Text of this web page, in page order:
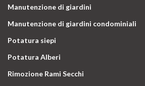
Manutenzione di giardini
Manutenzione di giardini condominiali
Potatura siepi
Potatura Alberi
Rimozione Rami Secchi